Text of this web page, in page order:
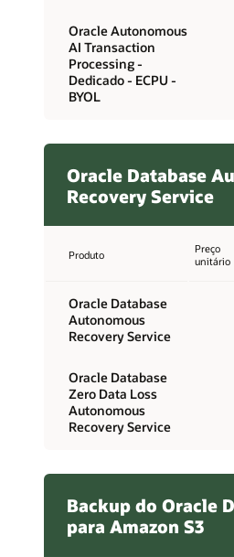
Oracle Autonomous
AI Transaction
Processing -
Dedicado - ECPU -
BYOL
Oracle Database
Recovery Service
Produto
Preço
unitário
Oracle Database
Autonomous
Recovery Service
Oracle Database
Zero Data Loss
Autonomous
Recovery Service
Backup do Oracle
para Amazon S3